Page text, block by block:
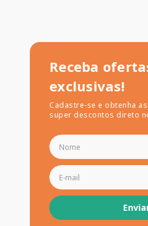
Receba
exclusivas!
Cadastre-se e obtenha
super descontos direto